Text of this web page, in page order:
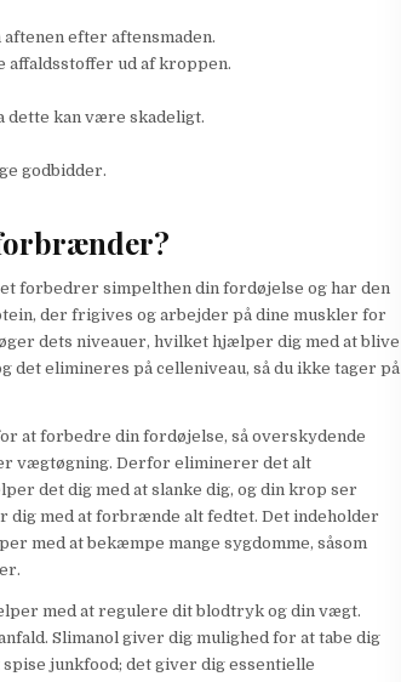
efter aftensmaden.
ud af kroppen.
dette kan være skadeligt.
godbidder.
forbedrer simpelthen din fordøjelse og har den
der frigives og arbejder på dine muskler for
dets niveauer, hvilket hjælper dig med at blive
elimineres på celleniveau, så du ikke tager på
at forbedre din fordøjelse, så overskydende
vægtøgning. Derfor eliminerer det alt
det dig med at slanke dig, og din krop ser
med at forbrænde alt fedtet. Det indeholder
med at bekæmpe mange sygdomme, såsom
med at regulere dit blodtryk og din vægt.
Slimanol giver dig mulighed for at tabe dig
junkfood; det giver dig essentielle